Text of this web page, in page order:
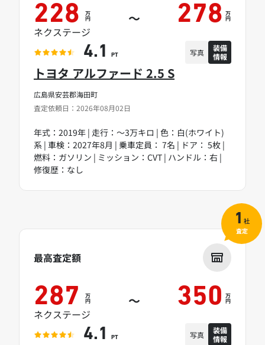
広島県安芸郡海田町
査定依頼日：2026年08月02日
トヨタ アルファード 2.5 S
年式：2019年 | 走行：～3万キロ | 色：白(ホワイト)
系 | 車検：2027年8月 | 乗車定員： 7名 | ドア： 5枚 |
燃料：ガソリン | ミッション：CVT | ハンドル：右 |
修復歴：なし
228 万
円 ～ 278 万
円
ネクステージ
4.1 PT 写真
装備
情報
最高査定額
287 万
円 ～ 350 万
円
ネクステージ
4.1 PT 写真
装備
情報
1 社
査定